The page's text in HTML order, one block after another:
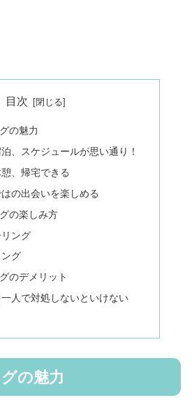
目次
の魅力
、スケジュールが思い通り！
、帰宅できる
の出会いを楽しめる
の楽しみ方
ング
グ
のデメリット
一人で対処しないといけない
の魅力